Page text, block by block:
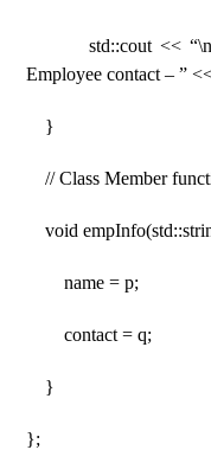
std::cout << “\n
Employee contact – ”
}
// Class Member
void
name = p;
contact = q;
}
};